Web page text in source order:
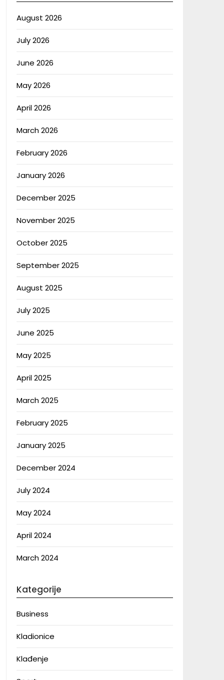
August 2026
July 2026
June 2026
May 2026
April 2026
March 2026
February 2026
January 2026
December 2025
November 2025
October 2025
September 2025
August 2025
July 2025
June 2025
May 2025
April 2025
March 2025
February 2025
January 2025
December 2024
July 2024
May 2024
April 2024
March 2024
Kategorije
Business
Kladionice
Klađenje